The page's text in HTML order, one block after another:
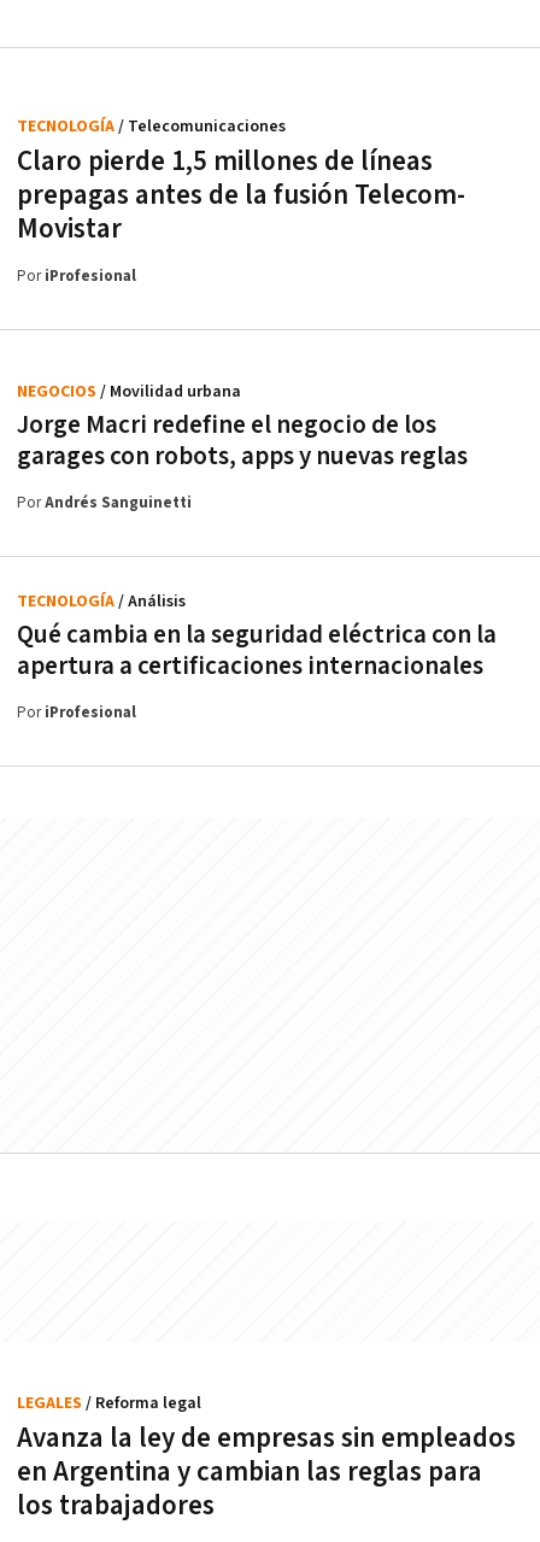
Claro pierde 1,5 millones de líneas
prepagas antes de la fusión Telecom-
Movistar
TECNOLOGÍA/ Telecomunicaciones
PoriProfesional
Jorge Macri redefine el negocio de los
garages con robots, apps y nuevas reglas
NEGOCIOS / Movilidad urbana
PorAndrés Sanguinetti
Qué cambia en la seguridad eléctrica con la
apertura a certificaciones internacionales
TECNOLOGÍA/ Análisis
PoriProfesional
Avanza la ley de empresas sin empleados
en Argentina y cambian las reglas para
los trabajadores
LEGALES / Reforma legal